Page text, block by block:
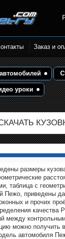
кузовные
кузова
Заказ и
уроки
размеры
таблица с
Пежо, приведены
и прочих
качества
между
можно получить
автомобиля